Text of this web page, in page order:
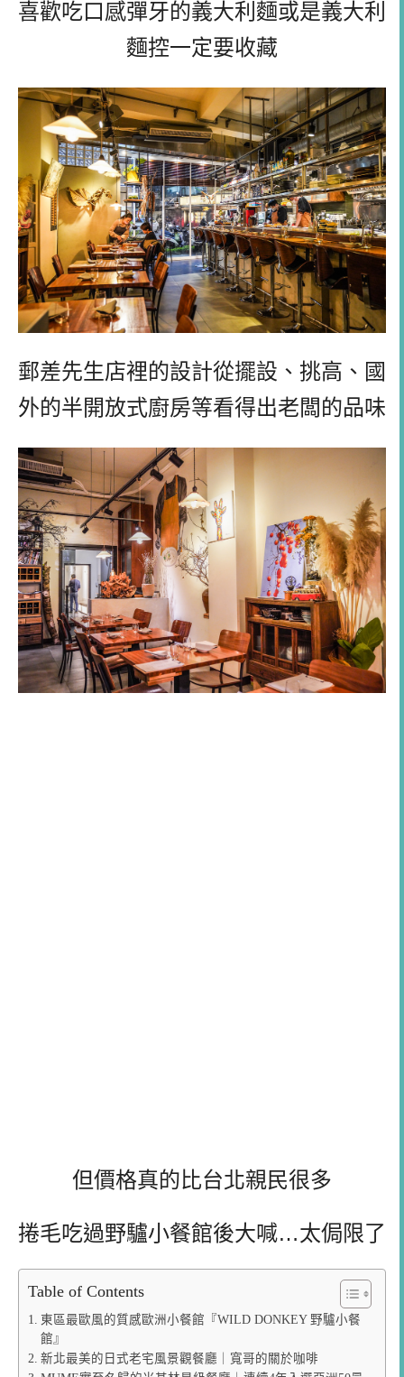
喜歡吃口感彈牙的義大利麵或是義大利
麵控一定要收藏
郵差先生店裡的設計從擺設、挑高、國
外的半開放式廚房等看得出老闆的品味
但價格真的比台北親民很多
捲毛吃過野驢小餐館後大喊…太侷限了
Table of Contents
東區最歐風的質感歐洲小餐館『WILD DONKEY 野驢小餐
館』
新北最美的日式老宅風景觀餐廳｜寬哥的關於咖啡